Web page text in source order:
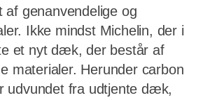
genanvendelige og
Ikke mindst Michelin, der i
et nyt dæk, der består af
materialer. Herunder carbon
udvundet fra udtjente dæk,